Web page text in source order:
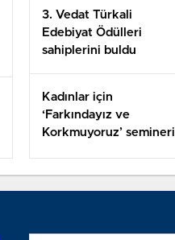
3. Vedat Türkali
Edebiyat Ödülleri
sahiplerini buldu
Kadınlar için
‘Farkındayız ve
Korkmuyoruz’ semineri